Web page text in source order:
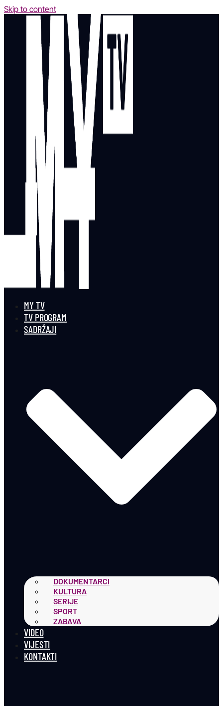
Skip to content
MY TV
TV PROGRAM
SADRŽAJI
DOKUMENTARCI
KULTURA
SERIJE
SPORT
ZABAVA
VIDEO
VIJESTI
KONTAKTI